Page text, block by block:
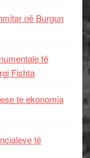
në Burgun
të
Fishta
te ekonomia
të